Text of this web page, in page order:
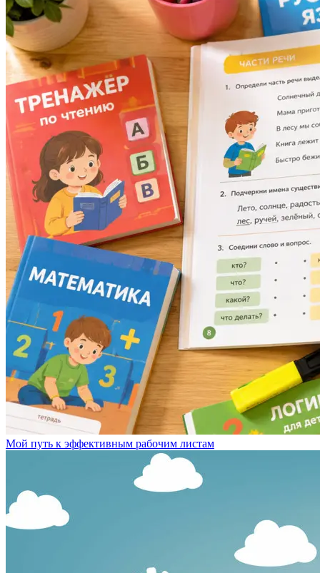
Мой путь к эффективным рабочим листам